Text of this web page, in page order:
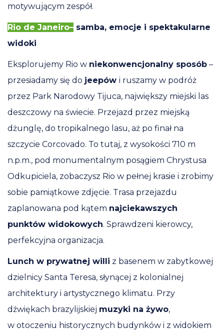
motywującym zespół.
Rio de Janeiro– samba, emocje i spektakularne
widoki
Eksplorujemy Rio w niekonwencjonalny sposób –
przesiadamy się do jeepów i ruszamy w podróż
przez Park Narodowy Tijuca, największy miejski las
deszczowy na świecie. Przejazd przez miejską
dżunglę, do tropikalnego lasu, aż po finał na
szczycie Corcovado. To tutaj, z wysokości 710 m
n.p.m., pod monumentalnym posągiem Chrystusa
Odkupiciela, zobaczysz Rio w pełnej krasie i zrobimy
sobie pamiątkowe zdjęcie. Trasa przejazdu
zaplanowana pod kątem najciekawszych
punktów widokowych. Sprawdzeni kierowcy,
perfekcyjna organizacja.
Lunch w prywatnej willi z basenem w zabytkowej
dzielnicy Santa Teresa, słynącej z kolonialnej
architektury i artystycznego klimatu. Przy
dźwiękach brazylijskiej muzyki na żywo,
w otoczeniu historycznych budynków i z widokiem